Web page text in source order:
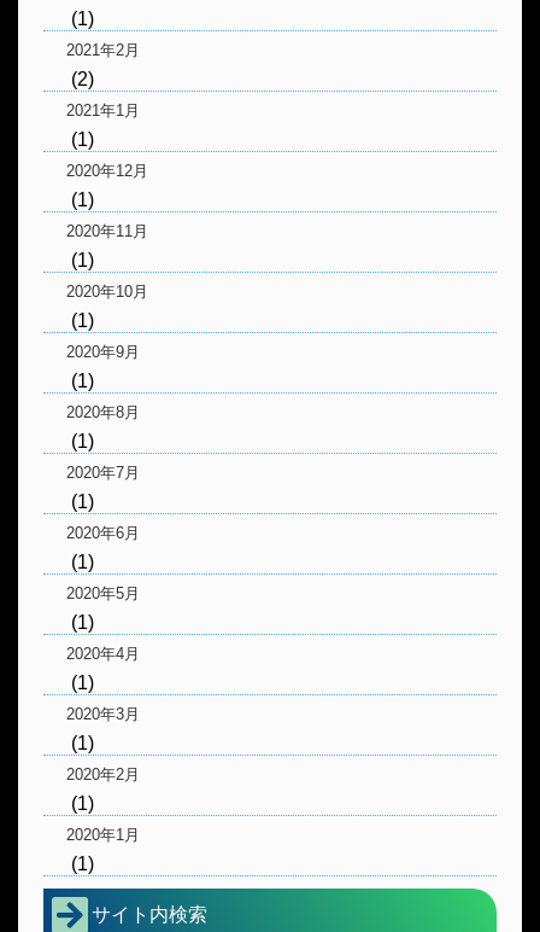
(1)
2021年2月
(2)
2021年1月
(1)
2020年12月
(1)
2020年11月
(1)
2020年10月
(1)
2020年9月
(1)
2020年8月
(1)
2020年7月
(1)
2020年6月
(1)
2020年5月
(1)
2020年4月
(1)
2020年3月
(1)
2020年2月
(1)
2020年1月
(1)
サイト内検索